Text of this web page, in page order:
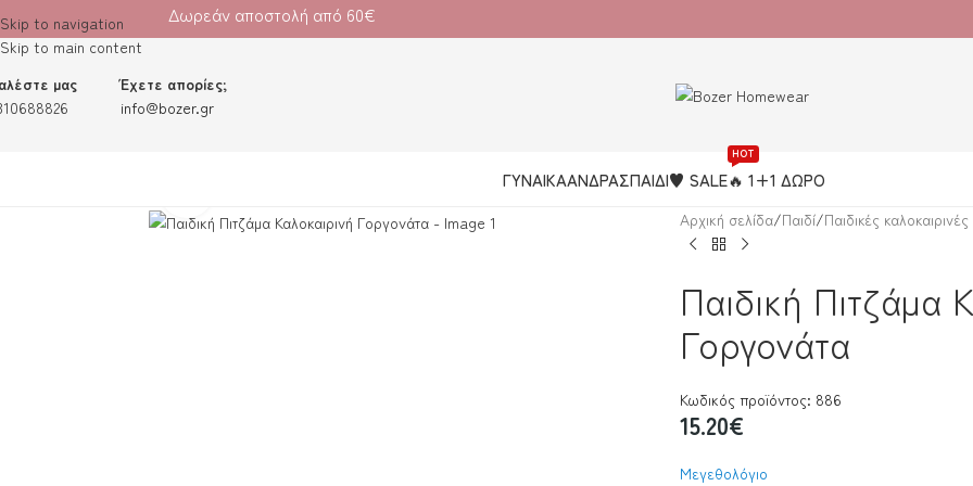
Skip to navigation
Skip to main content
Δωρεάν αποστολή από 60€
μας
Έχετε απορίες;
info@bozer.gr
ΓΥΝΑΙΚΑΑΝΔΡΑΣΠΑΙΔΙ♥️ SALE🔥 1+1 ΔΩΡΟ
HOT
Αρχική σελίδα/Παιδί/Παιδικές
Παιδική Πιτζάμα
Γοργονάτα
Κωδικός προϊόντος: 886
15.20€
Μεγεθολόγιο